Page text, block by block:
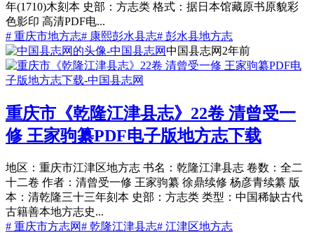
年(1710)木刻本 史部：方志类 格式：据日本馆藏原书原貌彩
色影印 高清PDF电...
# 重庆市地方志# 康熙彭水县志# 彭水县地方志
中国县志网 2年前
重庆市《乾隆江津县志》22卷 清曾受一
修 王家驹纂PDF电子版地方志下载
地区：重庆市江津区地方志 书名：乾隆江津县志 卷数：全二
十二卷 作者：清曾受一修 王家驹纂 徐鼎续修 杨彦青续纂 版
本：清乾隆三十三年刻本 史部：方志类 类型：中国稀缺古代
古籍善本地方志史...
# 重庆市方志网# 乾隆江津县志# 江津区地方志